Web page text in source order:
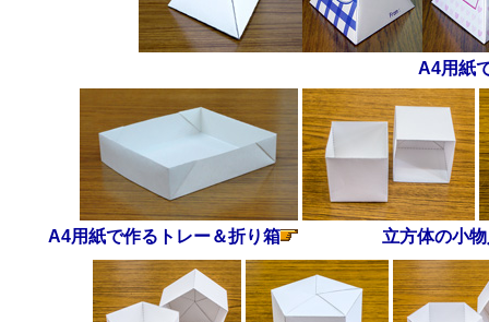
A4用紙
A4用紙で作るトレー＆折り箱 立方体の小